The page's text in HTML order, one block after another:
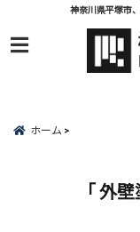
神奈川県平塚市
menu
ホーム
「 外